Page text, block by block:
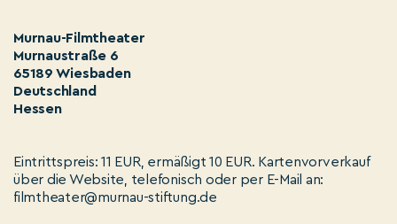
Murnau-Filmtheater
Murnaustraße 6
65189 Wiesbaden
Deutschland
Hessen
Eintrittspreis: 11 EUR, ermäßigt 10 EUR. Kartenvorverkauf
über die Website, telefonisch oder per E-Mail an:
filmtheater@murnau-stiftung.de